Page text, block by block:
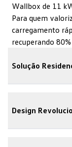
Wallbox de 11
Para quem
carregamento
recuperando
Solução
conforme sua
Design